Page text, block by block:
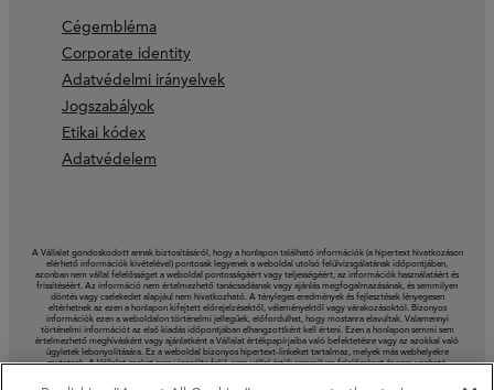
Cégembléma
Corporate identity
Adatvédelmi irányelvek
Jogszabályok
Etikai kódex
Adatvédelem
A Vállalat gondoskodott annak biztosításáról, hogy a honlapon található információk (a hipertext hivatkozáson
elérhető információk kivételével) pontosak legyenek a weboldal utolsó felülvizsgálatának időpontjában,
azonban nem vállal felelősséget a weboldal pontosságáért vagy teljességéért, az információk használatáért és
frissítéséért. Az információ nem értelmezhető tanácsadásnak vagy ajánlás megfogalmazásának, és semmilyen
döntés vagy cselekedet alapjául nem hivatkozható. A tényleges eredmények és fejlesztések lényegesen
eltérhetnek az ezen a honlapon kifejtett előrejelzésektől, véleményektől vagy várakozásoktól. Bizonyos
információk ezen a weboldalon történelmi jellegűek, előfordulhat, hogy mostanra elavultak. Valamennyi
történelmi információt az első kiadás időpontjában elhangzottként kell érteni. Ezen a honlapon semmi sem
értelmezhető meghívásként vagy ajánlatként a Vállalat értékpapírjaiba való befektetésre vagy az azokkal való
ügyletek lebonyolítására. Ez a weboldal bizonyos hipertext-linkeket tartalmaz, melyek más webhelyekre
mutatnak. A Vállalat ezeket nem vizsgálta felül, nem vállal értük semmilyen felelősséget és nem vonható